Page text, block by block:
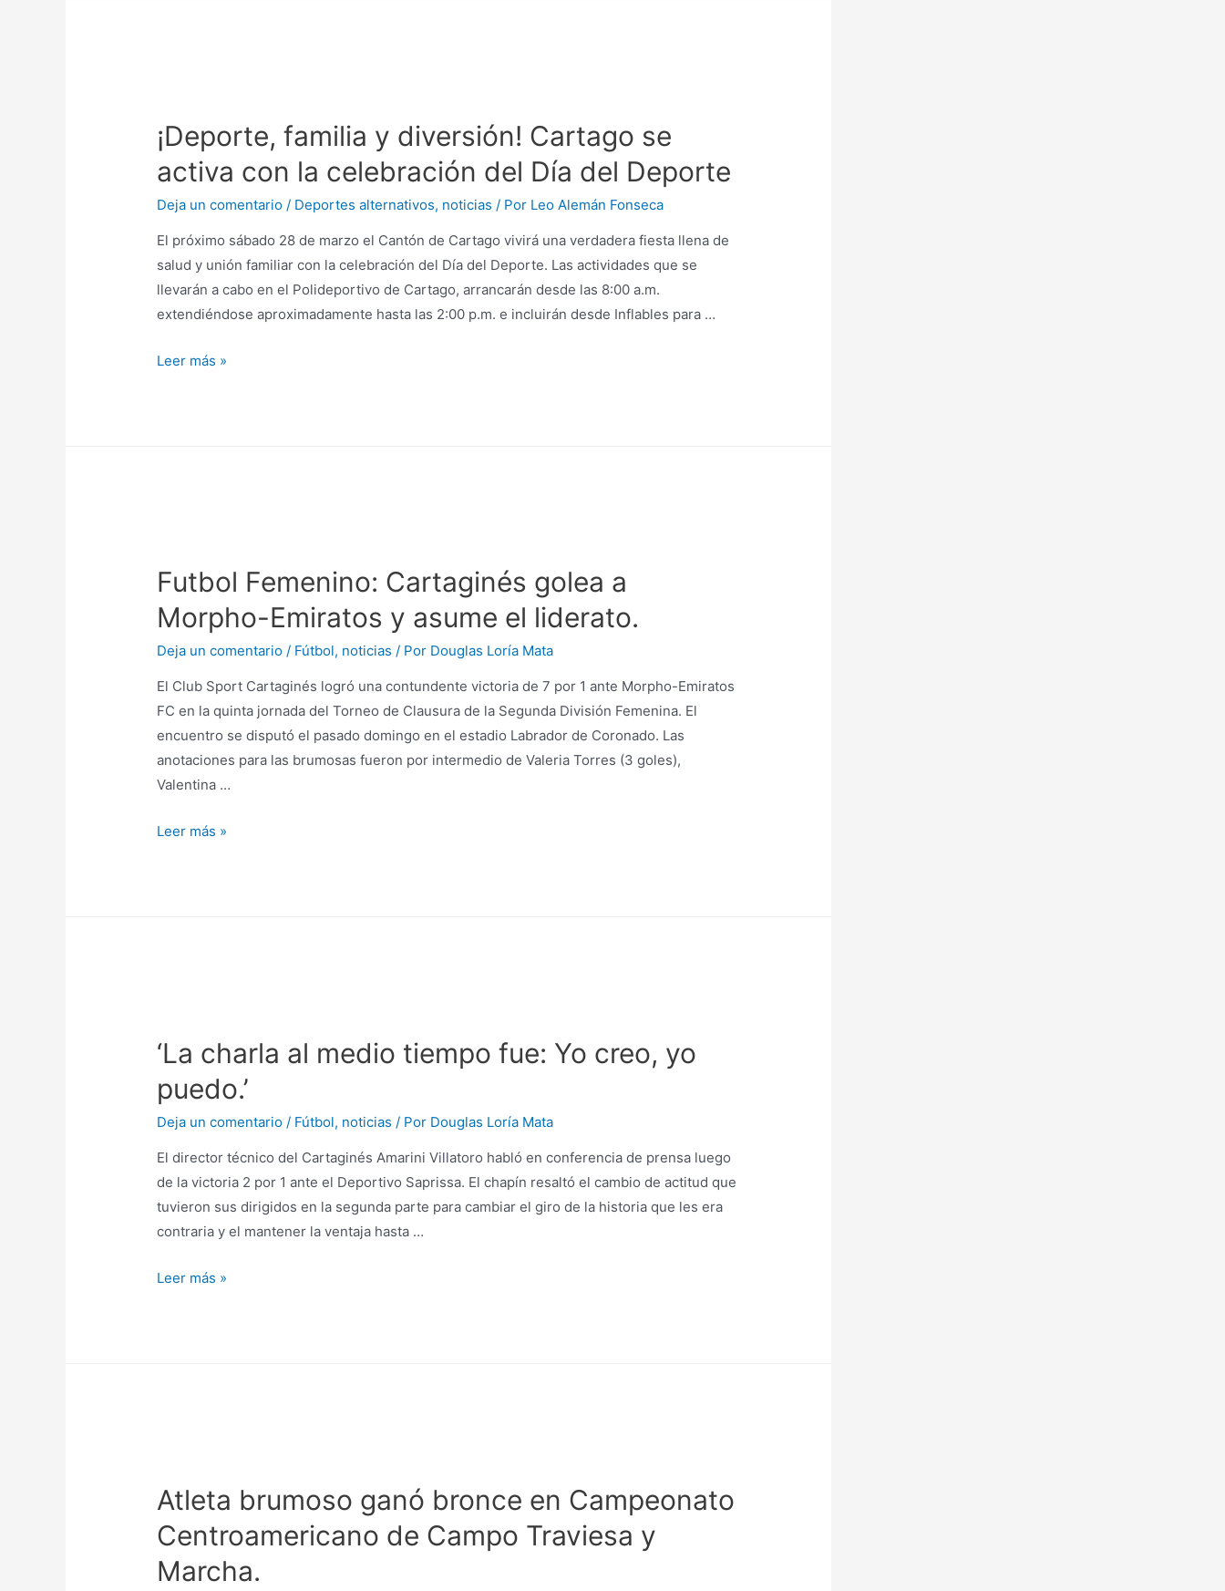
¡Deporte, familia y diversión! Cartago se
activa con la celebración del Día del Deporte
Deja un comentario / Deportes alternativos, noticias / Por Leo Alemán Fonseca
El próximo sábado 28 de marzo el Cantón de Cartago vivirá una verdadera fiesta llena de
salud y unión familiar con la celebración del Día del Deporte. Las actividades que se
llevarán a cabo en el Polideportivo de Cartago, arrancarán desde las 8:00 a.m.
extendiéndose aproximadamente hasta las 2:00 p.m. e incluirán desde Inflables para …
Leer más »
Futbol Femenino: Cartaginés golea a
Morpho-Emiratos y asume el liderato.
Deja un comentario / Fútbol, noticias / Por Douglas Loría Mata
El Club Sport Cartaginés logró una contundente victoria de 7 por 1 ante Morpho-Emiratos
FC en la quinta jornada del Torneo de Clausura de la Segunda División Femenina. El
encuentro se disputó el pasado domingo en el estadio Labrador de Coronado. Las
anotaciones para las brumosas fueron por intermedio de Valeria Torres (3 goles),
Valentina …
Leer más »
‘La charla al medio tiempo fue: Yo creo, yo
puedo.’
Deja un comentario / Fútbol, noticias / Por Douglas Loría Mata
El director técnico del Cartaginés Amarini Villatoro habló en conferencia de prensa luego
de la victoria 2 por 1 ante el Deportivo Saprissa. El chapín resaltó el cambio de actitud que
tuvieron sus dirigidos en la segunda parte para cambiar el giro de la historia que les era
contraria y el mantener la ventaja hasta …
Leer más »
Atleta brumoso ganó bronce en Campeonato
Centroamericano de Campo Traviesa y
Marcha.